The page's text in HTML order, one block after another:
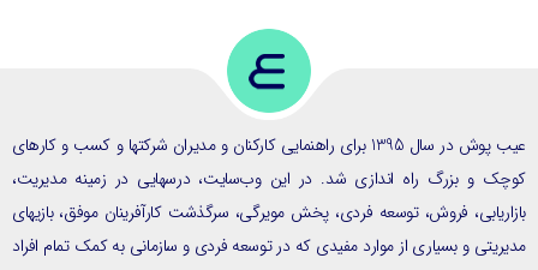
عیب پوش در سال 1395 برای راهنمایی کارکنان و مدیران شرکتها و کسب و کارهای
و بزرگ راه اندازی شد. در این وب‌سایت، درسهایی در زمینه مدیریت،
فروش، توسعه فردی، پخش مویرگی، سرگذشت کارآفرینان موفق، بازیهای
و بسیاری از موارد مفیدی که در توسعه فردی و سازمانی به کمک تمام افراد